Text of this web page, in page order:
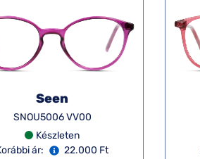
Seen
SNOU5006 VV00
Készleten
ár:
22.000 Ft